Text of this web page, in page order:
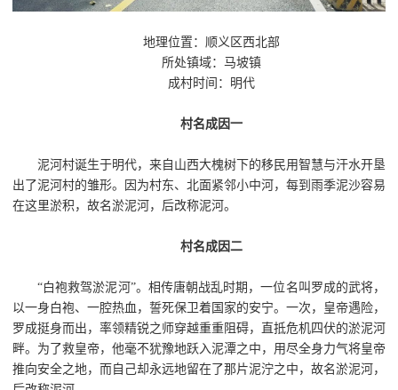
地理位置：顺义区西北部
所处镇域：马坡镇
成村时间：明代
村名成因一
泥河村诞生于明代，来自山西大槐树下的移民用智慧与汗水开垦
出了泥河村的雏形。因为村东、北面紧邻小中河，每到雨季泥沙容易
在这里淤积，故名淤泥河，后改称泥河。
村名成因二
“白袍救驾淤泥河”。相传唐朝战乱时期，一位名叫罗成的武将，
以一身白袍、一腔热血，誓死保卫着国家的安宁。一次，皇帝遇险，
罗成挺身而出，率领精锐之师穿越重重阻碍，直抵危机四伏的淤泥河
畔。为了救皇帝，他毫不犹豫地跃入泥潭之中，用尽全身力气将皇帝
推向安全之地，而自己却永远地留在了那片泥泞之中，故名淤泥河，